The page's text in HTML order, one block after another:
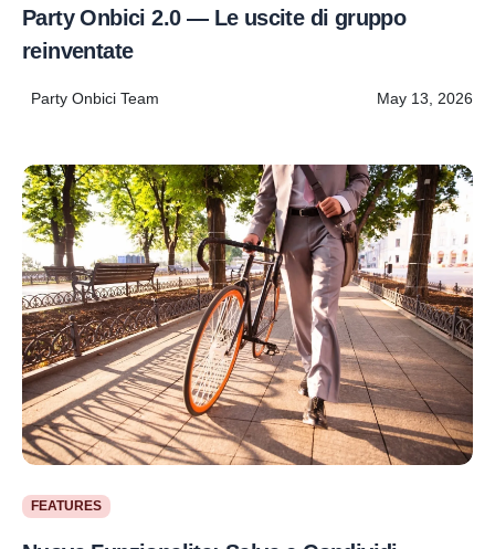
Party Onbici 2.0 — Le uscite di gruppo
reinventate
Party Onbici Team May 13, 2026
FEATURES